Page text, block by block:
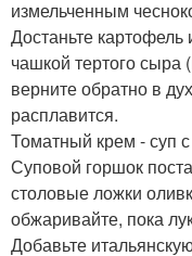
измельченным
Достаньте картофель
чашкой тертого сыра
верните обратно в
расплавится.
Томатный крем - суп
Суповой горшок
столовые ложки
обжаривайте, пока
Добавьте